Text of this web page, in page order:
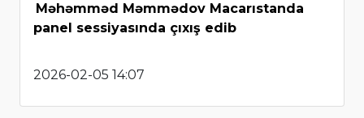
Məhəmməd Məmmədov Macarıstanda
panel sessiyasında çıxış edib
2026-02-05 14:07